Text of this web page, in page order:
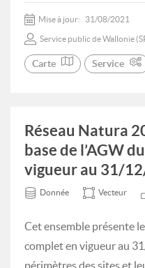
Mise à jour: 31/08/2021
Service public de Wallonie
Carte Service
Réseau Natura
base de l’AGW
vigueur au 31/
Donnée Vecteur
Cet ensemble présente
complet en vigueur au
périmètres des sites et